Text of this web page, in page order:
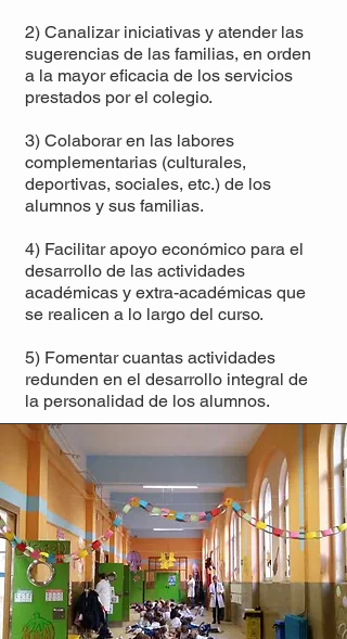
2) Canalizar iniciativas y atender las
sugerencias de las familias, en orden
a la mayor eficacia de los servicios
prestados por el colegio.
3) Colaborar en las labores
complementarias (culturales,
deportivas, sociales, etc.) de los
alumnos y sus familias.
4) Facilitar apoyo económico para el
desarrollo de las actividades
académicas y extra-académicas que
se realicen a lo largo del curso.
5) Fomentar cuantas actividades
redunden en el desarrollo integral de
la personalidad de los alumnos.